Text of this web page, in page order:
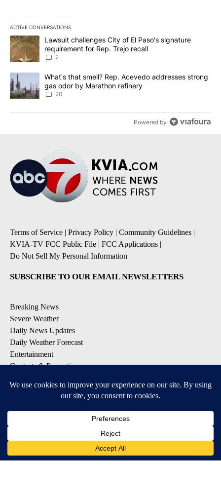
ACTIVE CONVERSATIONS
The following is a list of the most commented articles in the last
A trending article titled "Lawsuit challenges City of El Paso's
Lawsuit challenges City of El Paso's signature
requirement for Rep. Trejo recall
2
A trending article titled "What's that smell? Rep. Acevedo
What's that smell? Rep. Acevedo addresses strong
gas odor by Marathon refinery
20
Powered by
Terms of Service | Privacy Policy | Community Guidelines |
KVIA-TV FCC Public File | FCC Applications |
Do Not Sell My Personal Information
SUBSCRIBE TO OUR EMAIL NEWSLETTERS
Breaking News
Severe Weather
Daily News Updates
Daily Weather Forecast
Entertainment
Contests & Promotions
DOWNLOAD OUR APPS
Available for iOS and Android